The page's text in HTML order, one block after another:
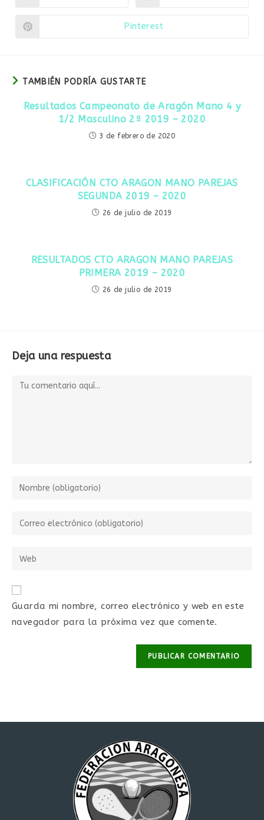
Se
Pinterest
TAMBIÉN PODRÍA GUSTARTE
Resultados Campeonato de Aragón Mano 4 y
1/2 Masculino 2ª 2019 – 2020
3 de febrero de 2020
CLASIFICACIÓN CTO ARAGON MANO PAREJAS
SEGUNDA 2019 – 2020
26 de julio de 2019
RESULTADOS CTO ARAGON MANO PAREJAS
PRIMERA 2019 – 2020
26 de julio de 2019
Deja una respuesta
Comentario
Introduce
de
para
comentar
Introduce
de
electrónico
para
comentar
Introduce
URL
de
web
Guarda mi nombre, correo electrónico y web en este
navegador para la próxima vez que comente.